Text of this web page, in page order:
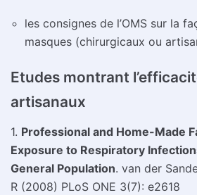
les consignes de l’OMS sur la
masques (chirurgicaux ou
Etudes montrant
artisanaux
1. Professional and Home-Made
Exposure to Respiratory
General Population. van der
R (2008) PLoS ONE 3(7): e2618